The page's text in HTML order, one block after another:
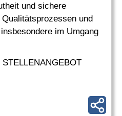
und sichere
und
im Umgang